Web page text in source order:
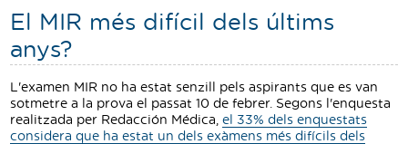
El MIR més difícil dels últims
anys?
L'examen MIR no ha estat senzill pels aspirants que es van
sotmetre a la prova el passat 10 de febrer. Segons l'enquesta
realitzada per Redacción Médica, el 33% dels enquestats
considera que ha estat un dels exàmens més difícils dels